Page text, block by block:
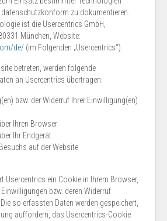
zu dokumentieren.
ist die Usercentrics GmbH,
München, Website:
de/ (im Folgenden „Usercentrics“).
betreten, werden folgende
an Usercentrics übertragen:
bzw. der Widerruf Ihrer Einwilligung(en)
Ihren Browser
Ihr Endgerät
auf der Website
Usercentrics ein Cookie in Ihrem Browser,
bzw. deren Widerruf
so erfassten Daten werden gespeichert,
auffordern, das Usercentrics-Cookie